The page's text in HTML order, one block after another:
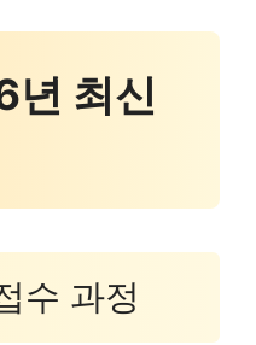
최신
수 과정